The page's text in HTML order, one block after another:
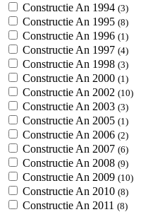
Constructie An 1994 (3)
Constructie An 1995 (8)
Constructie An 1996 (1)
Constructie An 1997 (4)
Constructie An 1998 (3)
Constructie An 2000 (1)
Constructie An 2002 (10)
Constructie An 2003 (3)
Constructie An 2005 (1)
Constructie An 2006 (2)
Constructie An 2007 (6)
Constructie An 2008 (9)
Constructie An 2009 (10)
Constructie An 2010 (8)
Constructie An 2011 (8)